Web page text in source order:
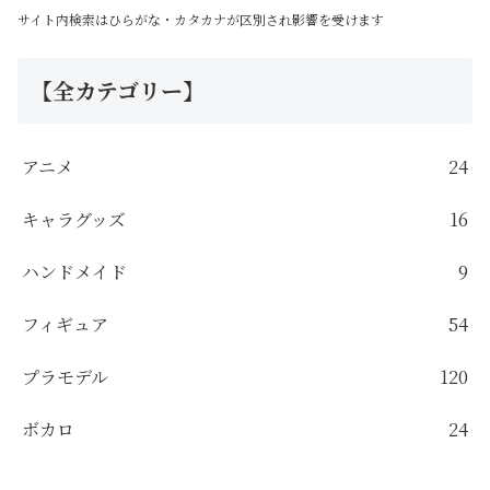
サイト内検索はひらがな・カタカナが区別され影響を受けます
【全カテゴリー】
アニメ 24
キャラグッズ 16
ハンドメイド 9
フィギュア 54
プラモデル 120
ボカロ 24